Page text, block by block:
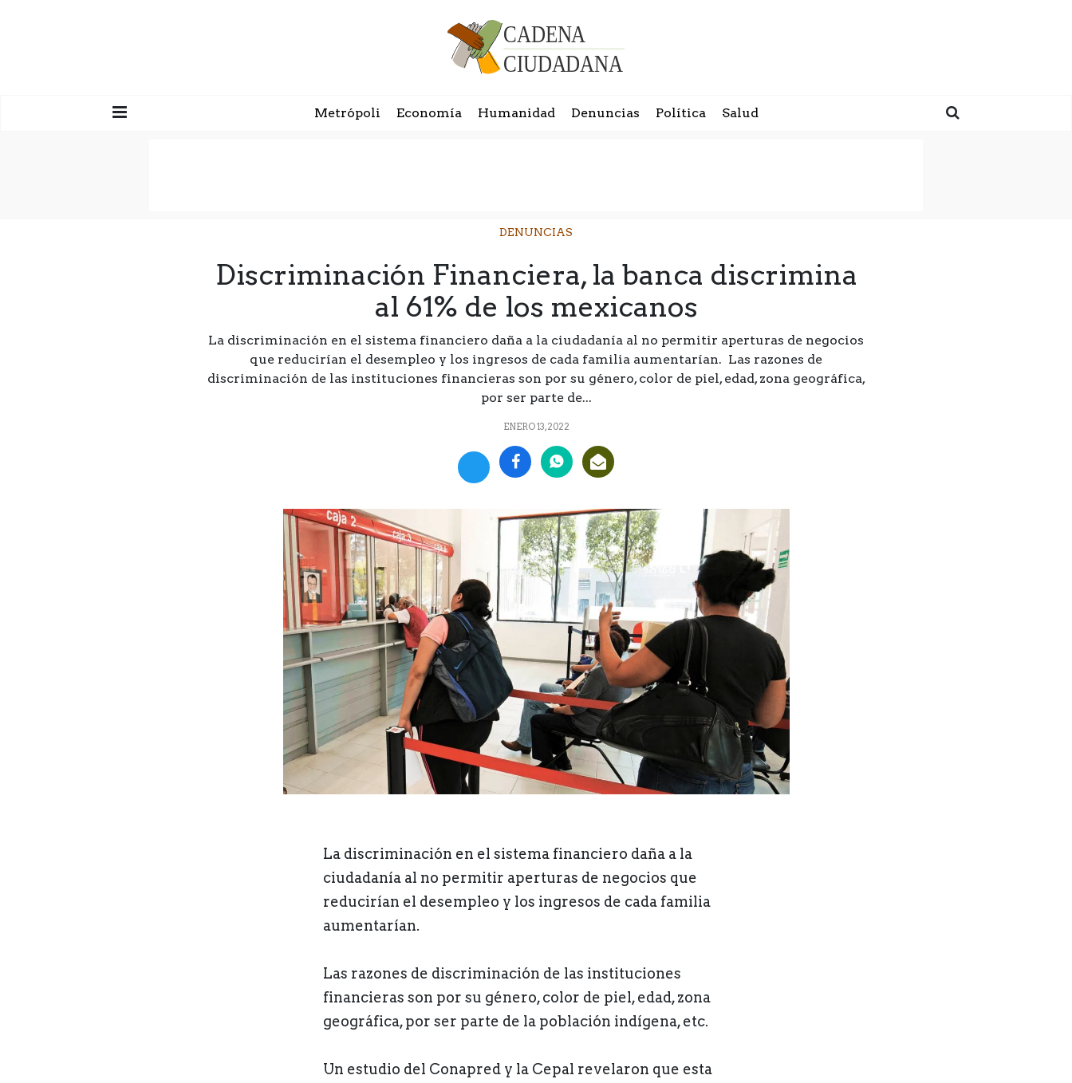
Metrópoli Economía Humanidad Denuncias Política Salud
DENUNCIAS
Discriminación Financiera, la banca discrimina
al 61% de los mexicanos
La discriminación en el sistema financiero daña a la ciudadanía al no permitir aperturas de negocios
que reducirían el desempleo y los ingresos de cada familia aumentarían. Las razones de
discriminación de las instituciones financieras son por su género, color de piel, edad, zona geográfica,
por ser parte de...
ENERO 13, 2022
La discriminación en el sistema financiero daña a la
ciudadanía al no permitir aperturas de negocios que
reducirían el desempleo y los ingresos de cada familia
aumentarían.
Las razones de discriminación de las instituciones
financieras son por su género, color de piel, edad, zona
geográfica, por ser parte de la población indígena, etc.
Un estudio del Conapred y la Cepal revelaron que esta